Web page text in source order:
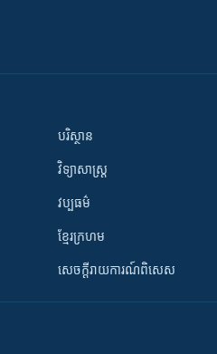
បរិស្ថាន
វិទ្យាសាស្រ្ត
វប្បធម៌
ខ្មែរក្រហម
សេចក្តីរាយការណ៍ពិសេស